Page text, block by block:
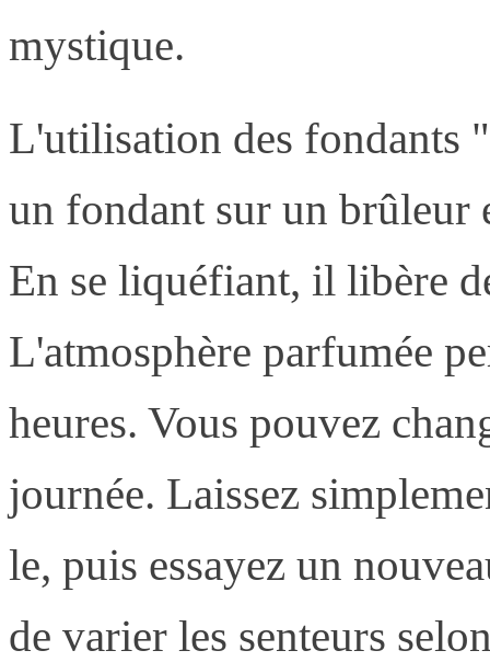
mystique.
L'utilisation des fondants
un fondant sur un brûleur
En se liquéfiant, il libère
L'atmosphère parfumée
heures. Vous pouvez
journée. Laissez
le, puis essayez un
de varier les senteurs